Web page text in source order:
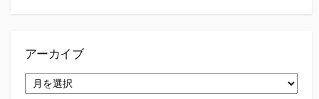
アーカイブ
ー